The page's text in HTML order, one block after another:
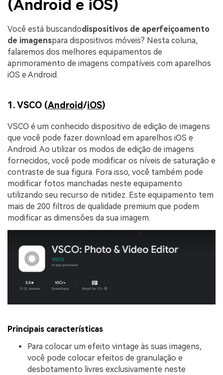
(Android e iOS)
Você está buscandodispositivos de aperfeiçoamento
de imagenspara dispositivos móveis? Nesta coluna,
falaremos dos melhores equipamentos de
aprimoramento de imagens compatíveis com aparelhos
iOS e Android.
1. VSCO (Android/iOS)
VSCO é um conhecido dispositivo de edição de imagens
que você pode fazer download em aparelhos iOS e
Android. Ao utilizar os modos de edição de imagens
fornecidos, você pode modificar os níveis de saturação e
contraste de sua figura. Fora isso, você também pode
modificar fotos manchadas neste equipamento
utilizando seu recurso de nitidez. Este equipamento tem
mais de 200 filtros de qualidade premium que podem
modificar as dimensões da sua imagem.
Principais características
Para colocar um efeito vintage às suas imagens,
você pode colocar efeitos de granulação e
desbotamento livres exclusivamente neste